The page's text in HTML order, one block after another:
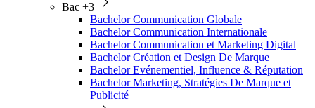
Bac +3
Bachelor Communication Globale
Bachelor Communication Internationale
Bachelor Communication et Marketing Digital
Bachelor Création et Design De Marque
Bachelor Evénementiel, Influence & Réputation
Bachelor Marketing, Stratégies De Marque et
Publicité